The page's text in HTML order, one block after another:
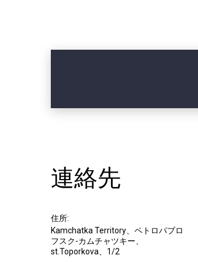
連絡先
住所:
Kamchatka Territory、ペトロパブロ
フスク-カムチャツキー、
st.Toporkova、1/2